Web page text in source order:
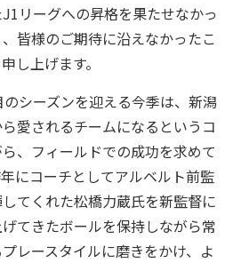
リーグへの昇格を果たせなかっ
皆様のご期待に沿えなかったこ
し上げます。
シーズンを迎える今季は、新潟
愛されるチームになるというコ
、フィールドでの成功を求めて
にコーチとしてアルベルト前監
てくれた松橋力蔵氏を新監督に
てきたボールを保持しながら常
レースタイルに磨きをかけ、よ